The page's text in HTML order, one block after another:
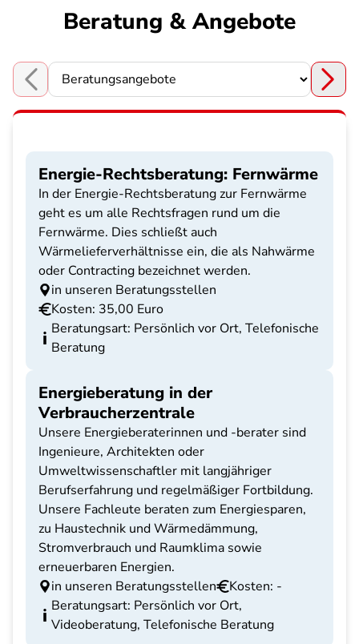
Beratung & Angebote
Choose a section
Energie-Rechtsberatung: Fernwärme
In der Energie-Rechtsberatung zur Fernwärme
geht es um alle Rechtsfragen rund um die
Fernwärme. Dies schließt auch
Wärmelieferverhältnisse ein, die als Nahwärme
oder Contracting bezeichnet werden.
in unseren Beratungsstellen
Kosten: 35,00 Euro
Beratungsart: Persönlich vor Ort, Telefonische
Beratung
Energieberatung in der
Verbraucherzentrale
Unsere Energieberaterinnen und -berater sind
Ingenieure, Architekten oder
Umweltwissenschaftler mit langjähriger
Berufserfahrung und regelmäßiger Fortbildung.
Unsere Fachleute beraten zum Energiesparen,
zu Haustechnik und Wärmedämmung,
Stromverbrauch und Raumklima sowie
erneuerbaren Energien.
in unseren Beratungsstellen
Kosten: -
Beratungsart: Persönlich vor Ort,
Videoberatung, Telefonische Beratung